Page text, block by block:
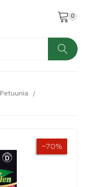
0
Petuunia
−70%